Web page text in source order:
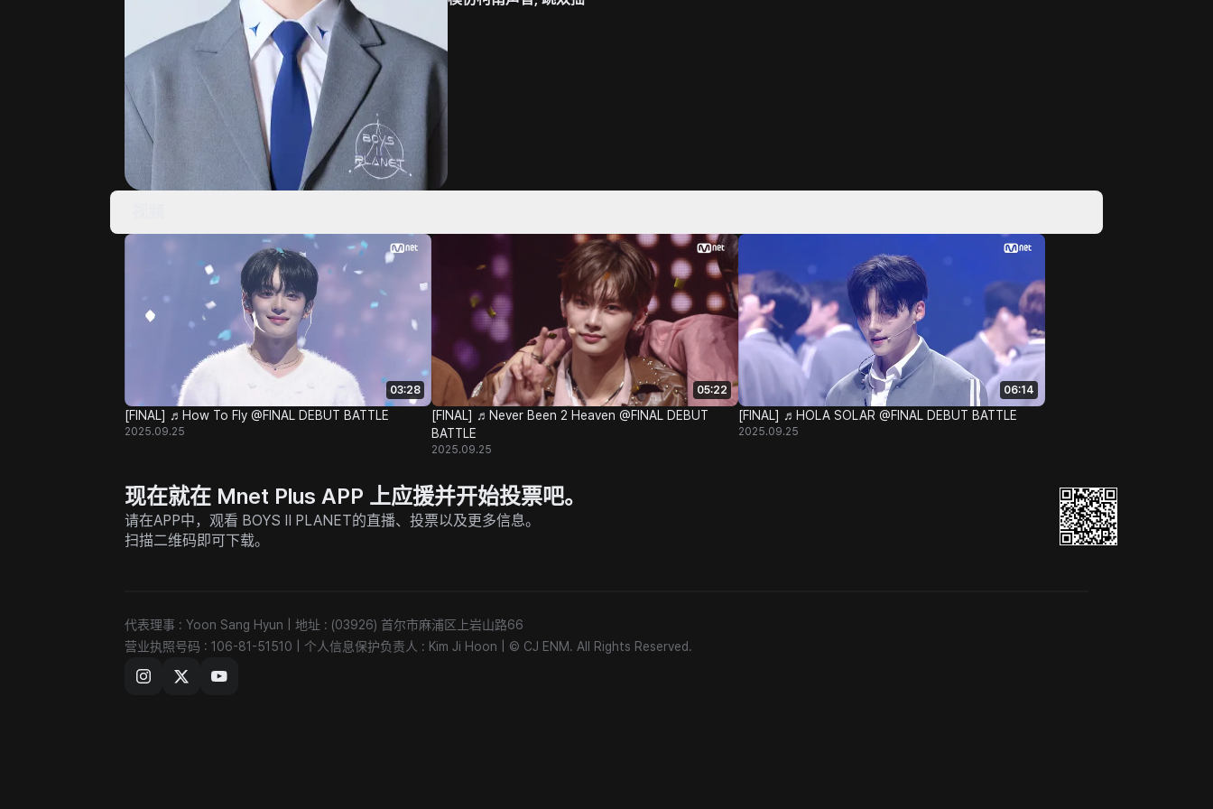
03:28
[FINAL] ♬How To Fly @FINAL DEBUT BATTLE
2025.09.25
05:22
[FINAL] ♬Never Been 2 Heaven @FINAL DEBUT
BATTLE
2025.09.25
06:14
[FINAL] ♬HOLA SOLAR @FINAL DEBUT BATTLE
2025.09.25
现在就在 Mnet Plus APP 上应援并开始投票吧。
请在APP中，观看 BOYS II PLANET的直播、投票以及更多信息。
扫描二维码即可下载。
代表理事 : Yoon Sang Hyun
地址 : (03926) 首尔市麻浦区上岩山路66
营业执照号码 : 106-81-51510
个人信息保护负责人 : Kim Ji Hoon © CJ ENM. All Rights Reserved.